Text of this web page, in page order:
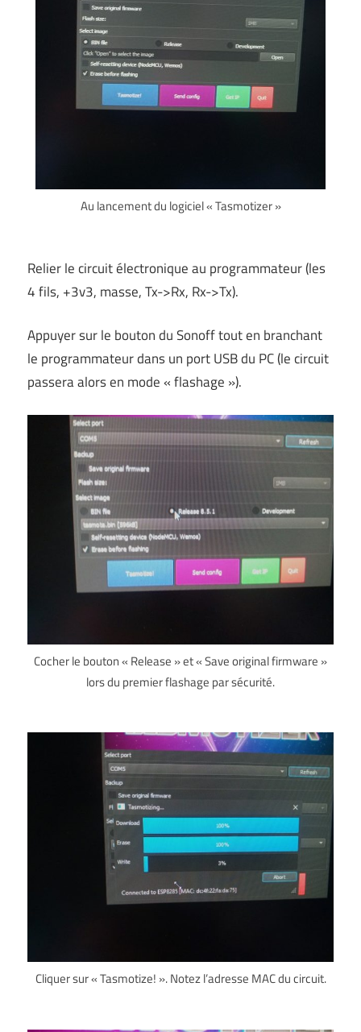
Au lancement du logiciel « Tasmotizer »
Relier le circuit électronique au programmateur (les
4 fils, +3v3, masse, Tx->Rx, Rx->Tx).
Appuyer sur le bouton du Sonoff tout en branchant
le programmateur dans un port USB du PC (le circuit
passera alors en mode « flashage »).
Cocher le bouton « Release » et « Save original firmware »
lors du premier flashage par sécurité.
Cliquer sur « Tasmotize! ». Notez l’adresse MAC du circuit.